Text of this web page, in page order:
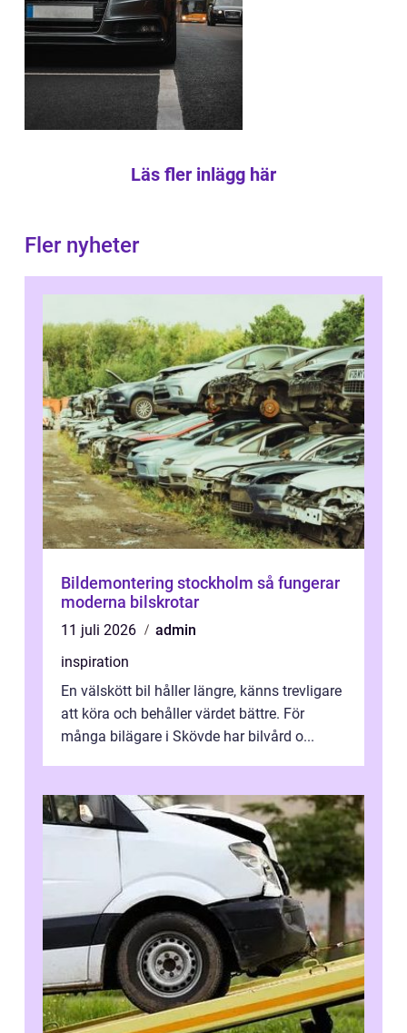
Läs fler inlägg här
Fler nyheter
Bildemontering stockholm så fungerar
moderna bilskrotar
11 juli 2026
admin
inspiration
En välskött bil håller längre, känns trevligare
att köra och behåller värdet bättre. För
många bilägare i Skövde har bilvård o...